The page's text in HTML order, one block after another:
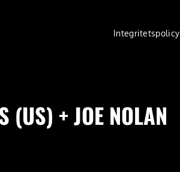
Integritetspolicy
(US) + JOE NOLAN